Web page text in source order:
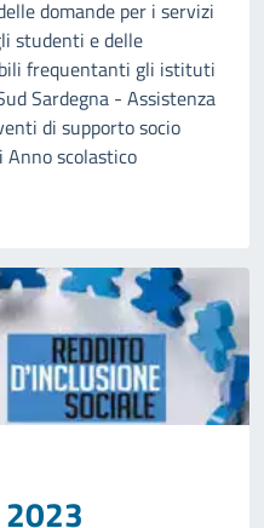
domande per i servizi
studenti e delle
frequentanti gli istituti
Sardegna - Assistenza
di supporto socio
scolastico